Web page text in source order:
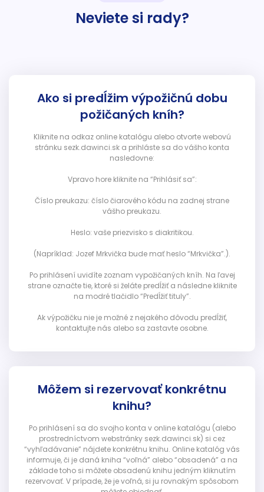
Neviete si rady?
Ako si predĺžim výpožičnú dobu
požičaných kníh?
Kliknite na odkaz online katalógu alebo otvorte webovú
stránku sezk.dawinci.sk a prihláste sa do vášho konta
nasledovne:
Vpravo hore kliknite na “Prihlásiť sa”:
Číslo preukazu: číslo čiarového kódu na zadnej strane
vášho preukazu.
Heslo: vaše priezvisko s diakritikou.
(Napríklad: Jozef Mrkvička bude mať heslo “Mrkvička”.).
Po prihlásení uvidíte zoznam vypožičaných kníh. Na ľavej
strane označte tie, ktoré si želáte predĺžiť a následne kliknite
na modré tlačidlo “Predĺžiť tituly”.
Ak výpožičku nie je možné z nejakého dôvodu predĺžiť,
kontaktujte nás alebo sa zastavte osobne.
Môžem si rezervovať konkrétnu
knihu?
Po prihlásení sa do svojho konta v online katalógu (alebo
prostredníctvom webstránky sezk.dawinci.sk) si cez
“vyhľadávanie” nájdete konkrétnu knihu. Online katalóg vás
informuje, či je daná kniha “voľná” alebo “obsadená” a na
základe toho si môžete obsadenú knihu jedným kliknutím
rezervovať. V prípade, že je voľná, si ju rovnakým spôsobom